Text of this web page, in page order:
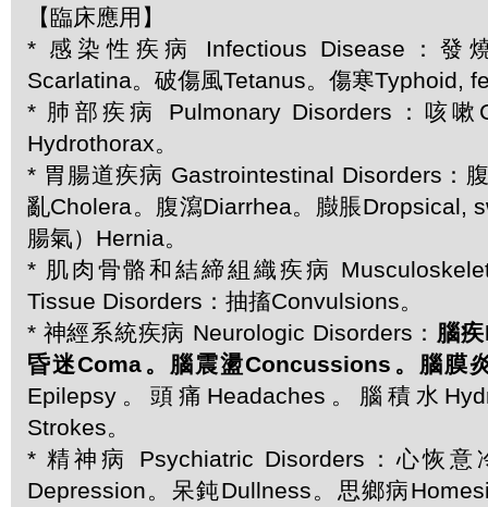
【臨床應用】
* 感染性疾病 Infectious Disease：發
Scarlatina。破傷風Tetanus。傷寒Typhoid,
* 肺部疾病 Pulmonary Disorders：咳嗽
Hydrothorax。
* 胃腸道疾病 Gastrointestinal Disorders：
亂Cholera。腹瀉Diarrhea。臌脹Dropsical,
腸氣）Hernia。
* 肌肉骨骼和結締組織疾病
Tissue Disorders：抽搐Convulsions。
* 神經系統疾病 Neurologic Disorders： 腦
昏迷Coma。腦震盪Concussions。腦膜
Epilepsy。頭痛Headaches。腦積水
Strokes。
* 精神病 Psychiatric Disorders：心恢意
Depression。呆鈍Dullness。思鄉病